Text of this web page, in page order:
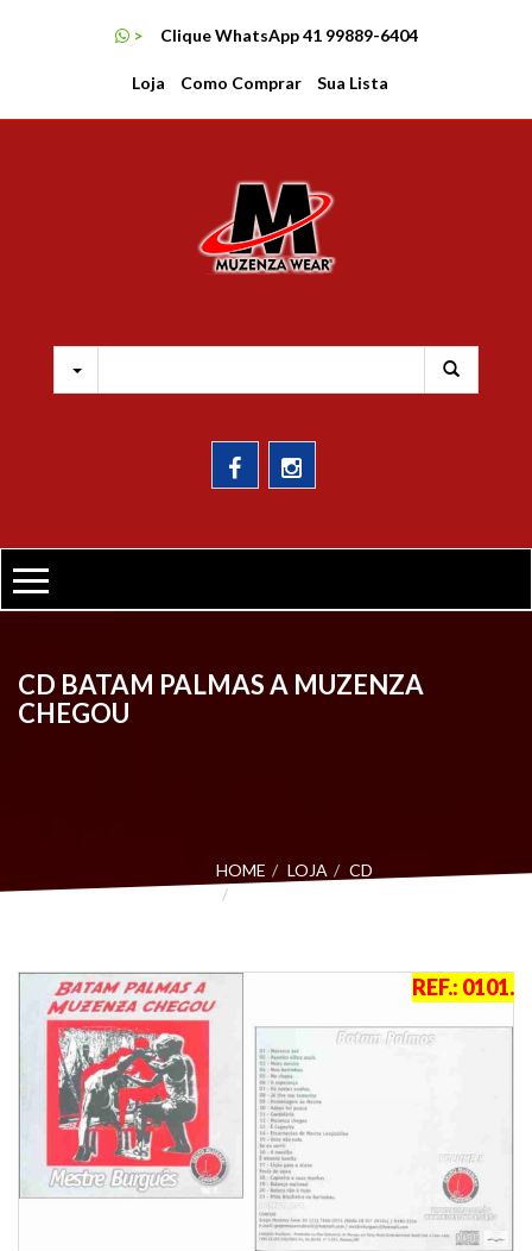
> Clique WhatsApp 41 99889-6404
Loja Como Comprar Sua Lista
CD BATAM PALMAS A MUZENZA
CHEGOU
HOME LOJA
CD
REF.: 0101.